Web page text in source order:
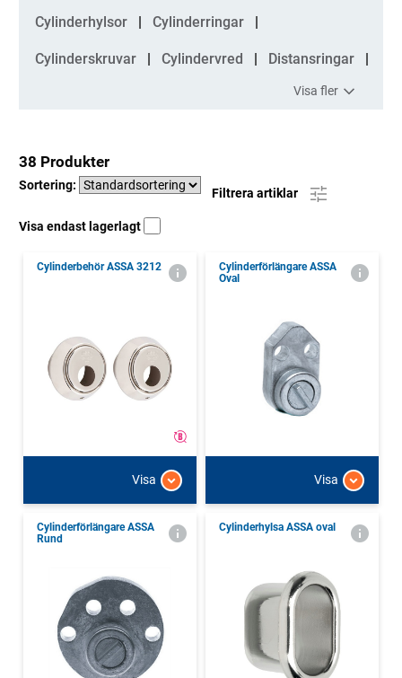
Cylinderhylsor Cylinderringar
Cylinderskruvar Cylindervred Distansringar
Visa fler
38 Produkter
Sortering:
Filtrera artiklar
Visa endast lagerlagt
Cylinderbehör ASSA 3212
Visa
Cylinderförlängare ASSA
Oval
Visa
Cylinderförlängare ASSA
Rund
Cylinderhylsa ASSA oval